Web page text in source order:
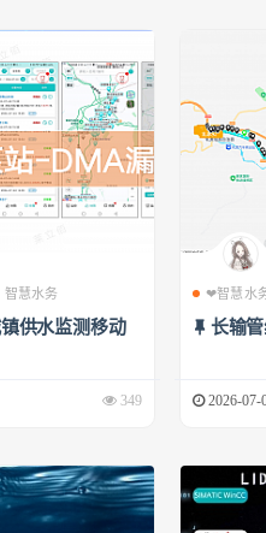
智慧水务
供水监测移动
349
❤智慧水
长输
2026-07-